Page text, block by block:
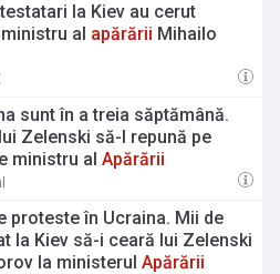
la Kiev au cerut
al apărării Mihailo
sunt în a treia săptămână.
Zelenski să-l repună pe
ministru alApărării
proteste în Ucraina. Mii de
la Kiev să-i ceară lui Zelenski
la ministerulApărării